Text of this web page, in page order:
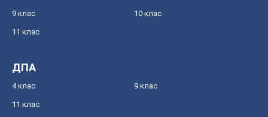
9 клас 10 клас
11 клас
ДПА
4 клас 9 клас
11 клас